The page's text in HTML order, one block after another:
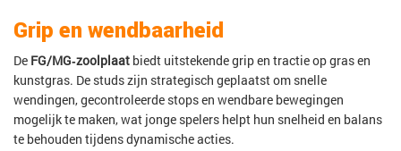
Grip en wendbaarheid
De FG/MG‑zoolplaat biedt uitstekende grip en tractie op gras en
kunstgras. De studs zijn strategisch geplaatst om snelle
wendingen, gecontroleerde stops en wendbare bewegingen
mogelijk te maken, wat jonge spelers helpt hun snelheid en balans
te behouden tijdens dynamische acties.